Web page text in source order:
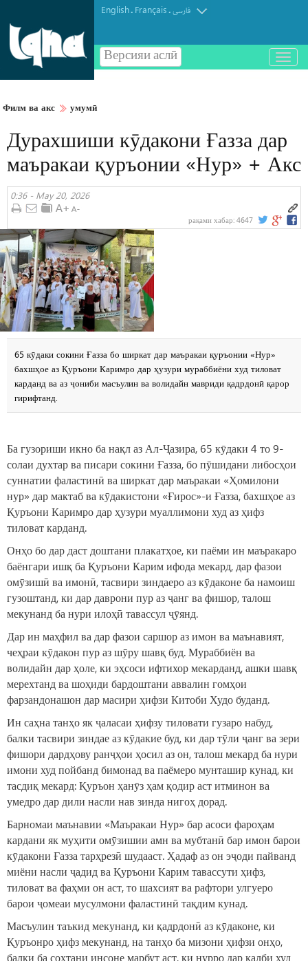
English. Français.فارسی
Версияи аслӣ
باز
و
Филм ва акс умумӣ
Дурахшиши кӯдакони Ғазза дар
маъракаи қуръонии «Нур» + Акс
0:36 - May 20, 2026
рақами хабар: 4647
65 кӯдаки сокини Ғазза бо ширкат дар маъракаи қуръонии «Нур»
бахшҳое аз Қуръони Каримро дар ҳузури мураббиёни худ тиловат
карданд ва аз ҷониби масъулин ва волидайн мавриди қадрдонӣ қарор
гирифтанд.
Ба гузориши икно ба нақл аз Ал-Ҷазира, 65 кӯдаки 4 то 9-
солаи духтар ва писари сокини Ғазза, бо пӯшидани либосҳои
суннатии фаластинӣ ва ширкат дар маъракаи «Ҳомилони
нур» дар мактаб ва кӯдакистони «Ғирос»-и Ғазза, бахшҳое аз
Қуръони Каримро дар ҳузури муаллимони худ аз ҳифз
тиловат карданд.
Онҳо бо дар даст доштани плакатҳое, ки паёми ин маъракаро
баёнгари ишқ ба Қуръони Карим ифода мекард, дар фазои
омӯзишӣ ва имонӣ, тасвири зиндаеро аз кӯдаконе ба намоиш
гузоштанд, ки дар даврони пур аз ҷанг ва фишор, талош
мекунанд ба нури илоҳӣ тавассул ҷӯянд.
Дар ин маҳфил ва дар фазои саршор аз имон ва маънавият,
чеҳраи кӯдакон пур аз шӯру шавқ буд. Мураббиён ва
волидайн дар ҳоле, ки эҳсоси ифтихор мекарданд, ашки шавқ
мерехтанд ва шоҳиди бардоштани аввалин гомҳои
фарзандонашон дар масири ҳифзи Китоби Худо буданд.
Ин саҳна танҳо як ҷаласаи ҳифзу тиловати гузаро набуд,
балки тасвири зиндае аз кӯдакие буд, ки дар тӯли ҷанг ва зери
фишори дардҳову ранҷҳои ҳосил аз он, талош мекард ба нури
имони худ пойбанд бимонад ва паёмеро мунташир кунад, ки
тасдиқ мекард: Қуръон ҳанӯз ҳам қодир аст итминон ва
умедро дар дили насли нав зинда нигоҳ дорад.
Барномаи маънавии «Маъракаи Нур» бар асоси фароҳам
кардани як муҳити омӯзишии амн ва мубтанӣ бар имон барои
кӯдакони Ғазза тарҳрезӣ шудааст. Ҳадаф аз он эҷоди пайванд
миёни насли ҷадид ва Қуръони Карим тавассути ҳифз,
тиловат ва фаҳми он аст, то шахсият ва рафтори улгуеро
барои ҷомеаи мусулмони фаластинӣ тақдим кунад.
Масъулин таъкид мекунанд, ки қадрдонӣ аз кӯдаконе, ки
Қуръонро ҳифз мекунанд, на танҳо ба мизони ҳифзи онҳо,
балки ба сохтани инсоне марбут аст, ки нурро дар қалби худ